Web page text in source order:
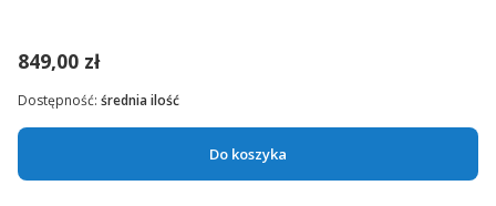
849,00 zł
Do koszyka
Dostępność: średnia ilość